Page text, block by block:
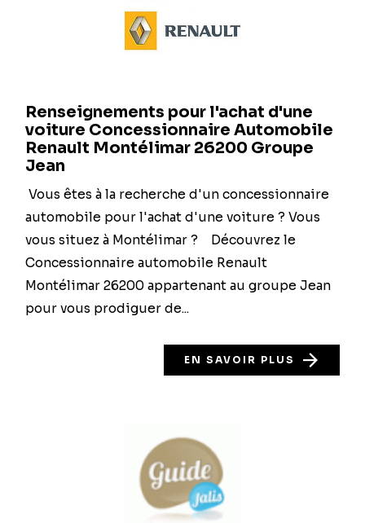
Renseignements pour l'achat d'une
voiture Concessionnaire Automobile
Renault Montélimar 26200 Groupe
Jean
Vous êtes à la recherche d'un concessionnaire
automobile pour l'achat d'une voiture ? Vous
vous situez à Montélimar ? Découvrez le
Concessionnaire automobile Renault
Montélimar 26200 appartenant au groupe Jean
pour vous prodiguer de...
EN SAVOIR PLUS